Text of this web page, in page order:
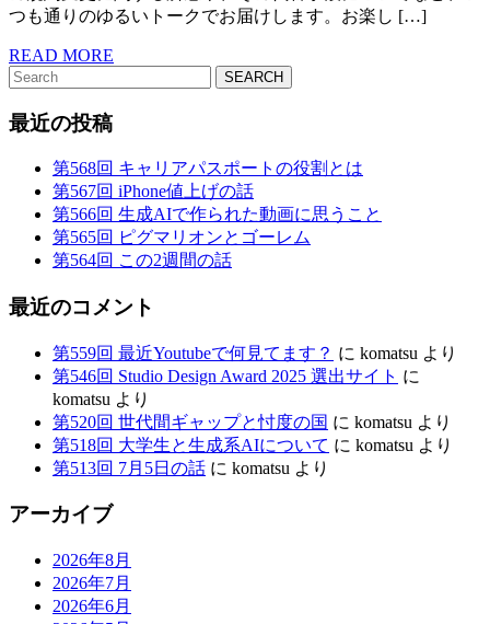
無
つも通りのゆるいトークでお届けします。お楽し […]
READ MORE
Search
for:
最近の投稿
第568回 キャリアパスポートの役割とは
第567回 iPhone値上げの話
第566回 生成AIで作られた動画に思うこと
第565回 ピグマリオンとゴーレム
第564回 この2週間の話
最近のコメント
第559回 最近Youtubeで何見てます？ に komatsu より
第546回 Studio Design Award 2025 選出サイト に
komatsu より
第520回 世代間ギャップと忖度の国 に komatsu より
第518回 大学生と生成系AIについて に komatsu より
第513回 7月5日の話 に komatsu より
アーカイブ
2026年8月
2026年7月
2026年6月